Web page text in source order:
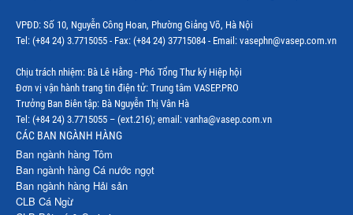
Thị trường Mỹ
Thị trường Nga
Thị trường Hàn Quốc
Thị trường Nhật Bản
Thị trường Thái Lan
Thị trường Trung Quốc
VPĐD: Số 10, Nguyễn Công Hoan, Phường Giảng Võ, Hà Nội
Tel: (+84 24) 3.7715055 - Fax: (+84 24) 37715084 - Email: vasephn@vasep.com.vn
Chịu trách nhiệm: Bà Lê Hằng - Phó Tổng Thư ký Hiệp hội
Đơn vị vận hành trang tin điện tử: Trung tâm VASEP.PRO
Trưởng Ban Biên tập: Bà Nguyễn Thị Vân Hà
Tel: (+84 24) 3.7715055 – (ext.216); email: vanha@vasep.com.vn
CÁC BAN NGÀNH HÀNG
Ban ngành hàng Tôm
Ban ngành hàng Cá nước ngọt
Ban ngành hàng Hải sản
CLB Cá Ngừ